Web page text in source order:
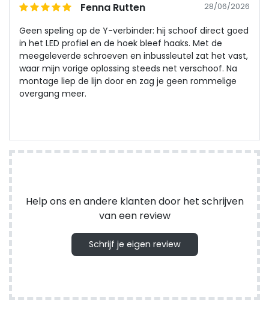
Fenna Rutten 28/06/2026
Geen speling op de Y-verbinder: hij schoof direct goed
in het LED profiel en de hoek bleef haaks. Met de
meegeleverde schroeven en inbussleutel zat het vast,
waar mijn vorige oplossing steeds net verschoof. Na
montage liep de lijn door en zag je geen rommelige
overgang meer.
Help ons en andere klanten door het schrijven
van een review
Schrijf je eigen review